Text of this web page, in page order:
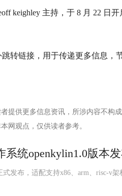
keighley 主持，于 8 月 22 日开
转链接，用于传递更多信息，
提供更多信息资讯，所涉内容不构
网观点，仅供读者参考。
统openkylin1.0版本
式发布，适配支持x86、arm、risc-v